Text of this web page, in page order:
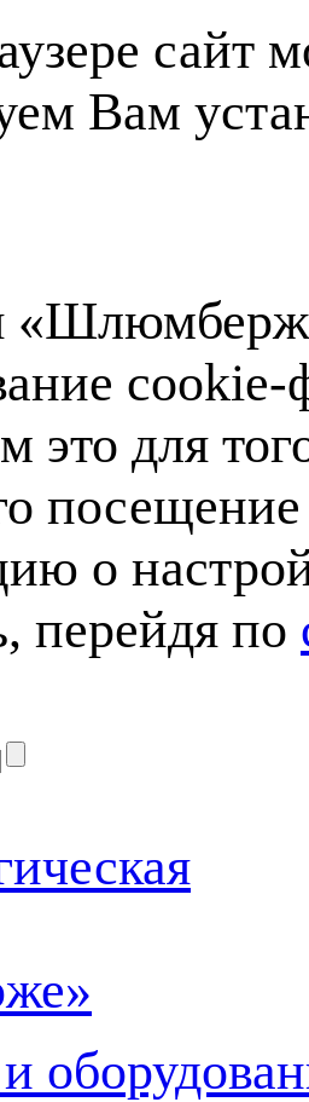
сайт
Вам
это для
о
перейдя по